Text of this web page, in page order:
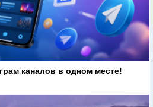
каналов в одном месте!